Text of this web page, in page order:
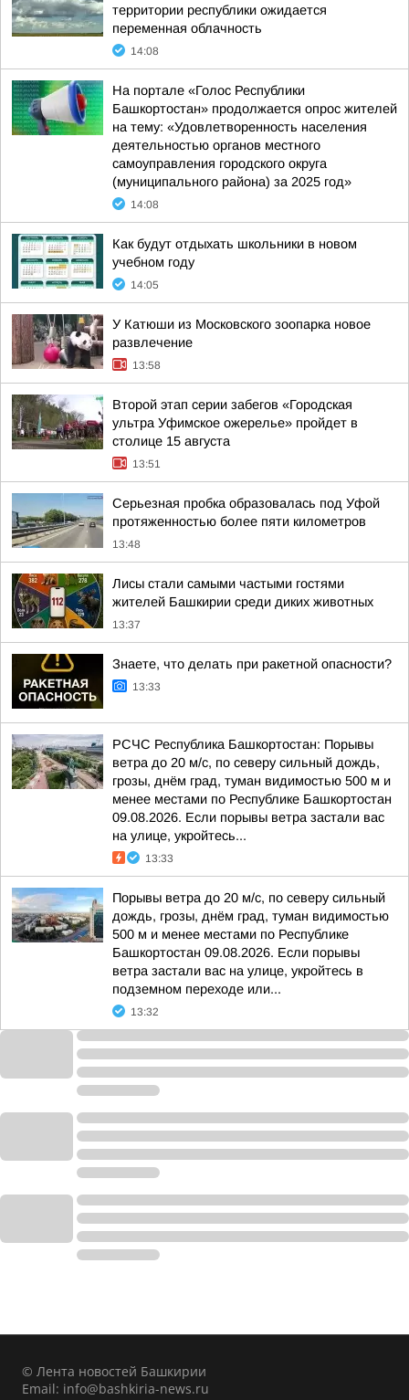
территории республики ожидается
переменная облачность
14:08
На портале «Голос Республики
Башкортостан» продолжается опрос жителей
на тему: «Удовлетворенность населения
деятельностью органов местного
самоуправления городского округа
(муниципального района) за 2025 год»
14:08
Как будут отдыхать школьники в новом
учебном году
14:05
У Катюши из Московского зоопарка новое
развлечение
13:58
Второй этап серии забегов «Городская
ультра Уфимское ожерелье» пройдет в
столице 15 августа
13:51
Серьезная пробка образовалась под Уфой
протяженностью более пяти километров
13:48
Лисы стали самыми частыми гостями
жителей Башкирии среди диких животных
13:37
Знаете, что делать при ракетной опасности?
13:33
РСЧС Республика Башкортостан: Порывы
ветра до 20 м/с, по северу сильный дождь,
грозы, днём град, туман видимостью 500 м и
менее местами по Республике Башкортостан
09.08.2026. Если порывы ветра застали вас
на улице, укройтесь...
13:33
Порывы ветра до 20 м/с, по северу сильный
дождь, грозы, днём град, туман видимостью
500 м и менее местами по Республике
Башкортостан 09.08.2026. Если порывы
ветра застали вас на улице, укройтесь в
подземном переходе или...
13:32
© Лента новостей Башкирии
Email: info@bashkiria-news.ru